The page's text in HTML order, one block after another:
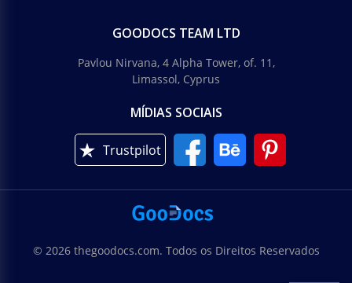
Menu de verão
Nosso suculento Cardápio de Verão é exatamente o
que você precisa para atrair mais clientes para seu
GOODOCS TEAM LTD
Pavlou Nirvana, 4 Alpha Tower, of. 11,
Limassol, Cyprus
MÍDIAS SOCIAIS
Trustpilot
© 2026 thegoodocs.com. Todos os Direitos Reservados